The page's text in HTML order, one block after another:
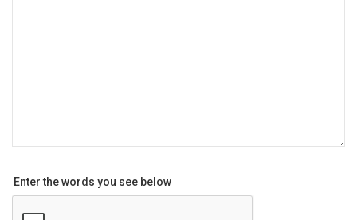
Enter the words you see below